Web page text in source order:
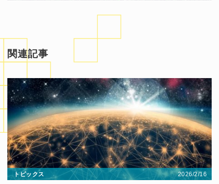
関連記事
トピックス 2026/2/16